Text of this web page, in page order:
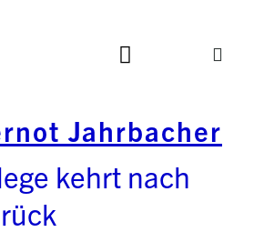
Jahrbacher
kehrt nach